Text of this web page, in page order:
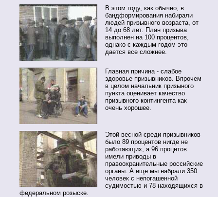
В этом году, как обычно, в
бандформирования набирали
людей призывного возраста, от
14 до 68 лет. План призыва
выполнен на 100 процентов,
однако с каждым годом это
дается все сложнее.
Главная причина - слабое
здоровье призывников. Впрочем
в целом начальник призыного
пункта оценивает качество
призывного контингента как
очень хорошее.
Этой весной среди призывников
было 89 процентов нигде не
работающих, а 96 процнтов
имели приводы в
правоохранительные российские
органы. А еще мы набрали 350
человек с непогашенной
судимостью и 78 находящихся в
федеральном розыске.